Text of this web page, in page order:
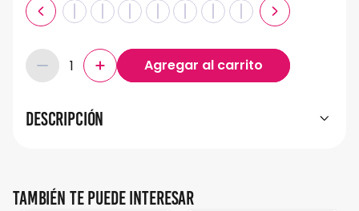
Descripción
También te puede interesar